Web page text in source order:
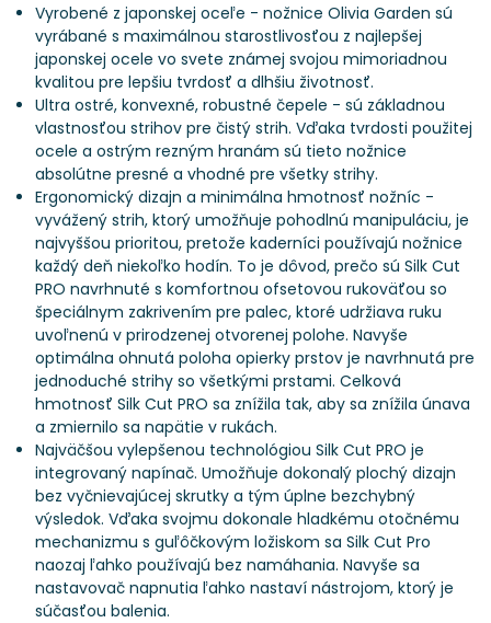
Vyrobené z japonskej oceľe - nožnice Olivia Garden sú
vyrábané s maximálnou starostlivosťou z najlepšej
japonskej ocele vo svete známej svojou mimoriadnou
kvalitou pre lepšiu tvrdosť a dlhšiu životnosť.
Ultra ostré, konvexné, robustné čepele - sú základnou
vlastnosťou strihov pre čistý strih. Vďaka tvrdosti použitej
ocele a ostrým rezným hranám sú tieto nožnice
absolútne presné a vhodné pre všetky strihy.
Ergonomický dizajn a minimálna hmotnosť nožníc -
vyvážený strih, ktorý umožňuje pohodlnú manipuláciu, je
najvyššou prioritou, pretože kaderníci používajú nožnice
každý deň niekoľko hodín. To je dôvod, prečo sú Silk Cut
PRO navrhnuté s komfortnou ofsetovou rukoväťou so
špeciálnym zakrivením pre palec, ktoré udržiava ruku
uvoľnenú v prirodzenej otvorenej polohe. Navyše
optimálna ohnutá poloha opierky prstov je navrhnutá pre
jednoduché strihy so všetkými prstami. Celková
hmotnosť Silk Cut PRO sa znížila tak, aby sa znížila únava
a zmiernilo sa napätie v rukách.
Najväčšou vylepšenou technológiou Silk Cut PRO je
integrovaný napínač. Umožňuje dokonalý plochý dizajn
bez vyčnievajúcej skrutky a tým úplne bezchybný
výsledok. Vďaka svojmu dokonale hladkému otočnému
mechanizmu s guľôčkovým ložiskom sa Silk Cut Pro
naozaj ľahko používajú bez namáhania. Navyše sa
nastavovač napnutia ľahko nastaví nástrojom, ktorý je
súčasťou balenia.